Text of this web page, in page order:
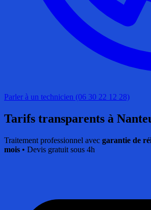
Parler à un technicien (06 30 22 12 28)
Tarifs transparents à
Traitement professionnel avec garantie de
mois • Devis gratuit sous 4h